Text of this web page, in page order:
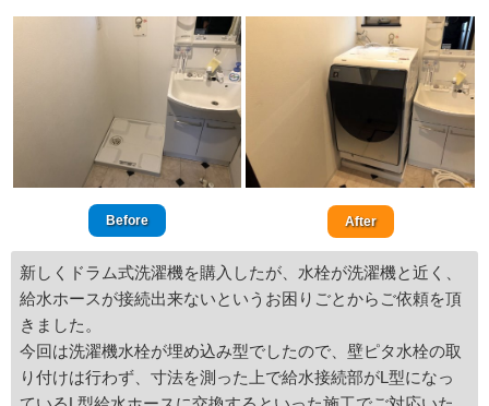
Before After
新しくドラム式洗濯機を購入したが、水栓が洗濯機と近く、
給水ホースが接続出来ないというお困りごとからご依頼を頂
きました。
今回は洗濯機水栓が埋め込み型でしたので、壁ピタ水栓の取
り付けは行わず、寸法を測った上で給水接続部がL型になっ